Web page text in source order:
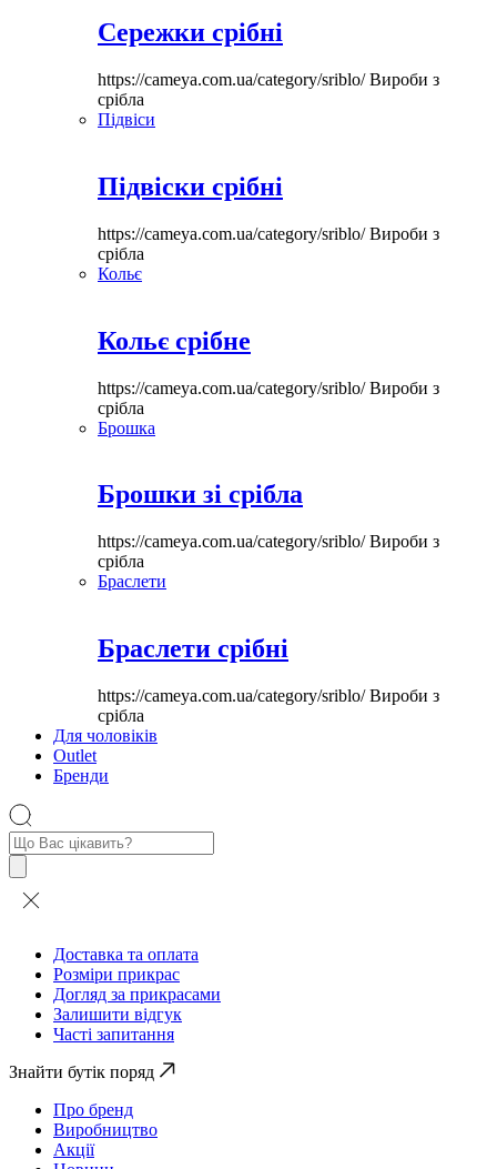
Сережки срібні
https://cameya.com.ua/category/sriblo/Вироби з
срібла
Підвіси
Підвіски срібні
https://cameya.com.ua/category/sriblo/Вироби з
срібла
Кольє
Кольє срібне
https://cameya.com.ua/category/sriblo/Вироби з
срібла
Брошка
Брошки зі срібла
https://cameya.com.ua/category/sriblo/Вироби з
срібла
Браслети
Браслети срібні
https://cameya.com.ua/category/sriblo/Вироби з
срібла
Для чоловіків
Outlet
Бренди
Пошук
товарів
Доставка та оплата
Розміри прикрас
Догляд за прикрасами
Залишити відгук
Часті запитання
Знайти бутік поряд
Про бренд
Виробництво
Акції